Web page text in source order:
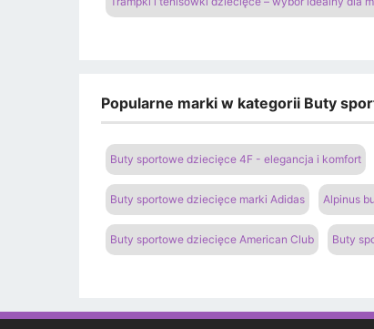
Popularne marki w kategorii Buty
Buty sportowe dziecięce 4F - elegancja i komfort
Buty sportowe dziecięce marki Adidas Alpinus
Buty sportowe dziecięce American Club Buty